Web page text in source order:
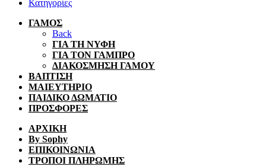
Κατηγορίες
ΓΑΜΟΣ
Back
ΓΙΑ ΤΗ ΝΥΦΗ
ΓΙΑ ΤΟΝ ΓΑΜΠΡΟ
ΔΙΑΚΟΣΜΗΣΗ ΓΑΜΟΥ
ΒΑΠΤΙΣΗ
ΜΑΙΕΥΤΗΡΙΟ
ΠΑΙΔΙΚΟ ΔΩΜΑΤΙΟ
ΠΡΟΣΦΟΡΕΣ
ΑΡΧΙΚΗ
By Sophy
ΕΠΙΚΟΙΝΩΝΙΑ
ΤΡΟΠΟΙ ΠΛΗΡΩΜΗΣ